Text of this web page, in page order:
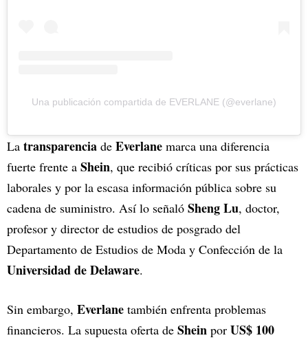
Una publicación compartida de EVERLANE (@everlane)
La transparencia de Everlane marca una diferencia
fuerte frente a Shein, que recibió críticas por sus prácticas
laborales y por la escasa información pública sobre su
cadena de suministro. Así lo señaló Sheng Lu, doctor,
profesor y director de estudios de posgrado del
Departamento de Estudios de Moda y Confección de la
Universidad de Delaware.
Sin embargo, Everlane también enfrenta problemas
financieros. La supuesta oferta de Shein por US$ 100